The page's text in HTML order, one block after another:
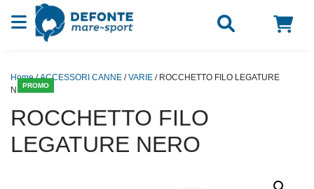
Vai al contenuto
PROMO
Home/ACCESSORI CANNE /VARIE / ROCCHETTO FILO LEGATURE
NERO
ROCCHETTO FILO
LEGATURE NERO